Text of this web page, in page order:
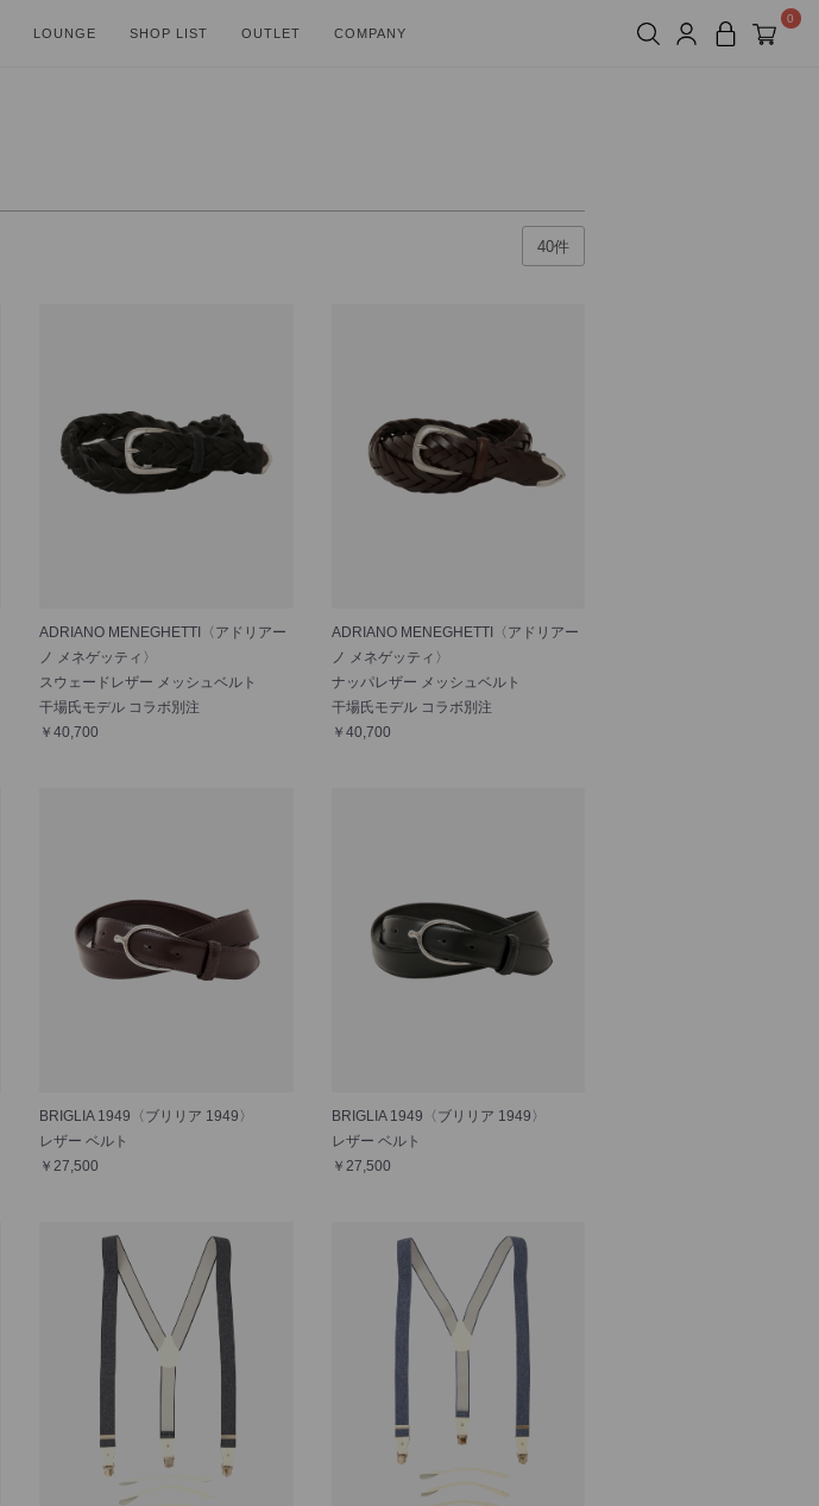
LOUNGE SHOP LIST OUTLET COMPANY
0
ADRIANO MENEGHETTI〈アドリアー
ノ メネゲッティ〉
スウェードレザー メッシュベルト
干場氏モデル コラボ別注
￥40,700
ADRIANO MENEGHETTI〈アドリアー
ノ メネゲッティ〉
ナッパレザー メッシュベルト
干場氏モデル コラボ別注
￥40,700
BRIGLIA 1949〈ブリリア 1949〉
レザー ベルト
￥27,500
BRIGLIA 1949〈ブリリア 1949〉
レザー ベルト
￥27,500